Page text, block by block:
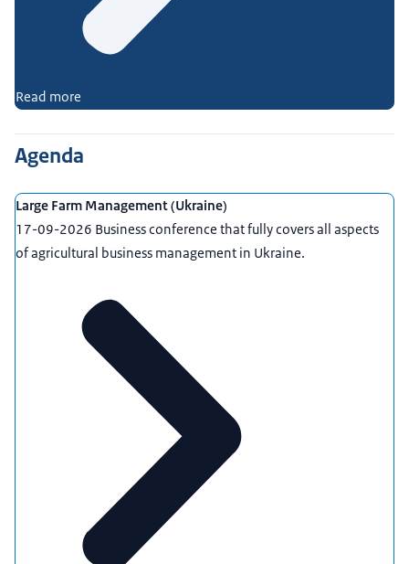
Read more
Agenda
Large Farm Management (Ukraine)
17-09-2026 Business conference that fully covers all aspects
of agricultural business management in Ukraine.